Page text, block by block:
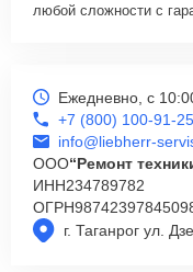
любой сложности с
г. Таганрог ул.
Ежедневно, с
+7 (800) 100-91-25
info@liebherr-
ООО“Ремонт
ИНН234789782
ОГРН